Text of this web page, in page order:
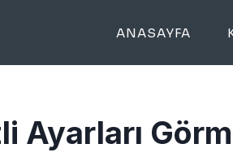
ANASAYFA
Ayarları